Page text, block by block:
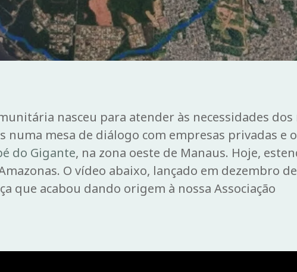
nasceu para atender às necessidades
numa mesa de diálogo com empresas privadas e
do Gigante, na zona oeste de Manaus. Hoje,
O vídeo abaixo, lançado em dezembro
que acabou dando origem à nossa Associação